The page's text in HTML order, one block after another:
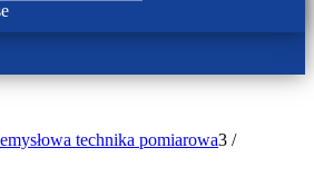
technika pomiarowa3 /